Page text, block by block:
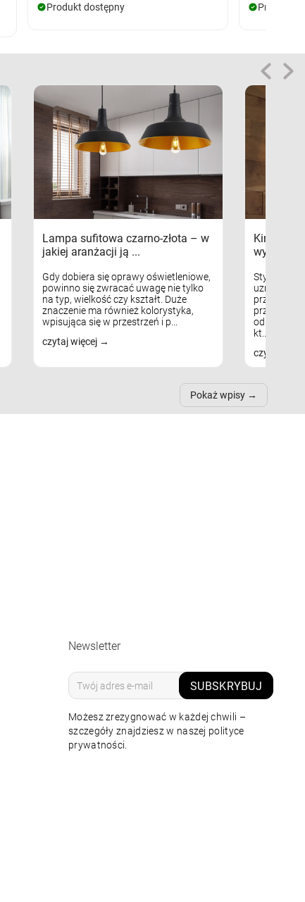
Produkt dostępny Produkt
Lampa sufitowa czarno-złota – w
jakiej aranżacji ją ...
Gdy dobiera się oprawy oświetleniowe,
powinno się zwracać uwagę nie tylko
na typ, wielkość czy kształt. Duże
znaczenie ma również kolorystyka,
wpisująca się w przestrzeń i p...
czytaj więcej
Kinkiety
Styl
uznaniem
kt...
czytaj
Pokaż wpisy
Newsletter
SUBSKRYBUJ
Możesz zrezygnować w każdej chwili –
szczegóły znajdziesz w naszej polityce
prywatności.